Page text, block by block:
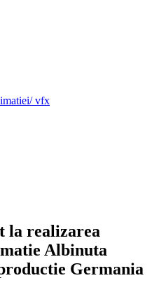
vfx
la realizarea
Albinuta
Germania